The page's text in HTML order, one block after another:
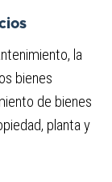
la
bienes
de bienes
planta y